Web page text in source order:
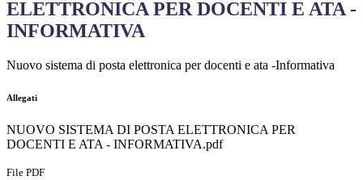
ELETTRONICA PER DOCENTI E ATA -
INFORMATIVA
Nuovo sistema di posta elettronica per docenti e ata -Informativa
Allegati
NUOVO SISTEMA DI POSTA ELETTRONICA PER
DOCENTI E ATA - INFORMATIVA.pdf
File PDF